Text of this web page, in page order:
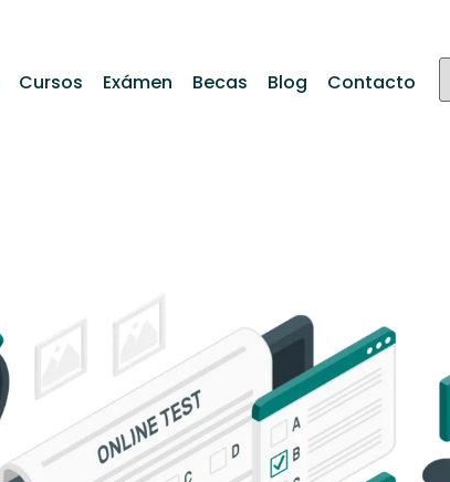
Cursos Exámen Becas Blog Contacto